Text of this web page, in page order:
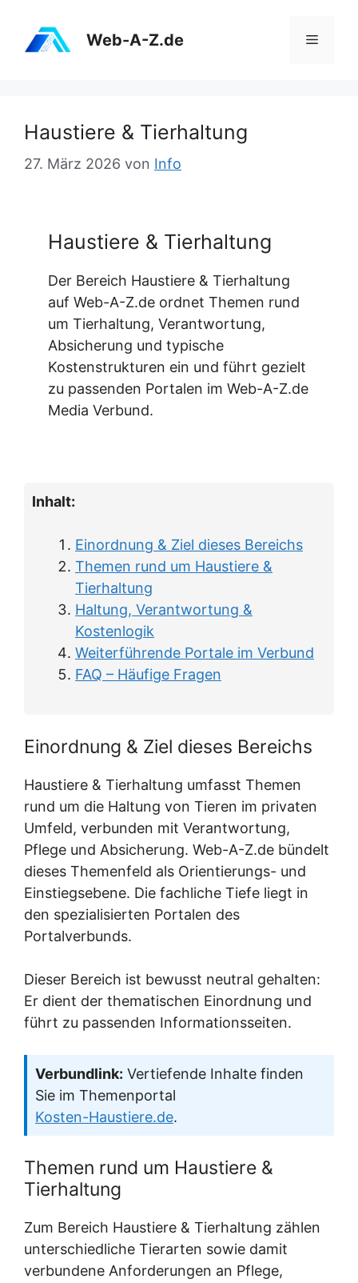
Inhalt
springen
Web-A-Z.de Menü
Haustiere & Tierhaltung
27. März 2026 von Info
Haustiere & Tierhaltung
Der Bereich Haustiere & Tierhaltung
auf Web-A-Z.de ordnet Themen rund
um Tierhaltung, Verantwortung,
Absicherung und typische
Kostenstrukturen ein und führt gezielt
zu passenden Portalen im Web-A-Z.de
Media Verbund.
Inhalt:
Einordnung & Ziel dieses Bereichs
Themen rund um Haustiere &
Tierhaltung
Haltung, Verantwortung &
Kostenlogik
Weiterführende Portale im Verbund
FAQ – Häufige Fragen
Einordnung & Ziel dieses Bereichs
Haustiere & Tierhaltung umfasst Themen
rund um die Haltung von Tieren im privaten
Umfeld, verbunden mit Verantwortung,
Pflege und Absicherung. Web-A-Z.de bündelt
dieses Themenfeld als Orientierungs- und
Einstiegsebene. Die fachliche Tiefe liegt in
den spezialisierten Portalen des
Portalverbunds.
Dieser Bereich ist bewusst neutral gehalten:
Er dient der thematischen Einordnung und
führt zu passenden Informationsseiten.
Verbundlink: Vertiefende Inhalte finden
Sie im Themenportal
Kosten-Haustiere.de.
Themen rund um Haustiere &
Tierhaltung
Zum Bereich Haustiere & Tierhaltung zählen
unterschiedliche Tierarten sowie damit
verbundene Anforderungen an Pflege,